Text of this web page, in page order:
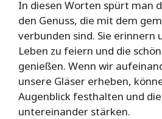
In diesen Worten spürt man
den Genuss, die mit dem
verbunden sind. Sie erinnern
Leben zu feiern und die
genießen. Wenn wir
unsere Gläser erheben,
Augenblick festhalten und
untereinander stärken.